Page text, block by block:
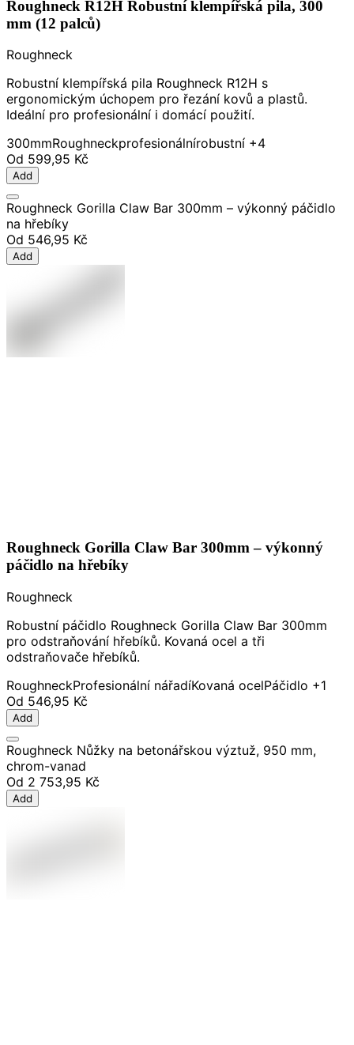
Roughneck R12H Robustní klempířská pila, 300
mm (12 palců)
Roughneck
Robustní klempířská pila Roughneck R12H s
ergonomickým úchopem pro řezání kovů a plastů.
Ideální pro profesionální i domácí použití.
300mmRoughneckprofesionálnírobustní +4
Od 599,95 Kč
Add
Roughneck Gorilla Claw Bar 300mm – výkonný páčidlo
na hřebíky
Od 546,95 Kč
Add
Roughneck Gorilla Claw Bar 300mm – výkonný
páčidlo na hřebíky
Roughneck
Robustní páčidlo Roughneck Gorilla Claw Bar 300mm
pro odstraňování hřebíků. Kovaná ocel a tři
odstraňovače hřebíků.
RoughneckProfesionální nářadíKovaná ocelPáčidlo +1
Od 546,95 Kč
Add
Roughneck Nůžky na betonářskou výztuž, 950 mm,
chrom-vanad
Od 2 753,95 Kč
Add